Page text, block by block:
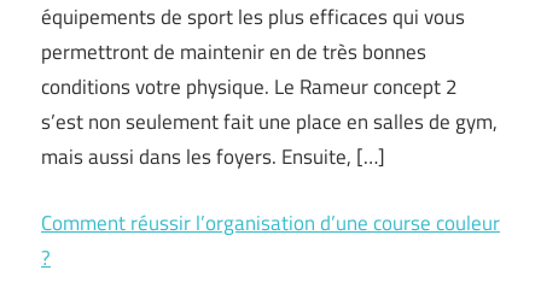
équipements de sport les plus efficaces qui vous
permettront de maintenir en de très bonnes
conditions votre physique. Le Rameur concept 2
s’est non seulement fait une place en salles de gym,
mais aussi dans les foyers. Ensuite, […]
Comment réussir l’organisation d’une course couleur
?